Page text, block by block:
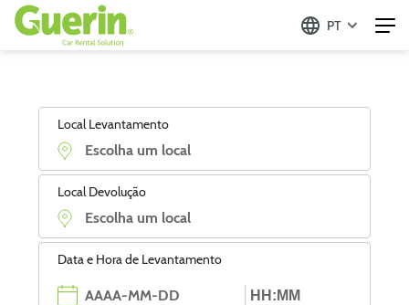
PT
Local Levantamento
Local Devolução
Data e Hora de Levantamento